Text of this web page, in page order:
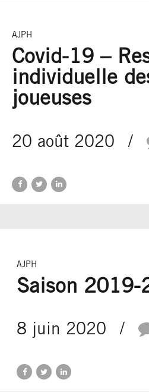
AJPH
Covid-19 –
individuelle
joueuses
20 août 2020
AJPH
Saison
8 juin 2020